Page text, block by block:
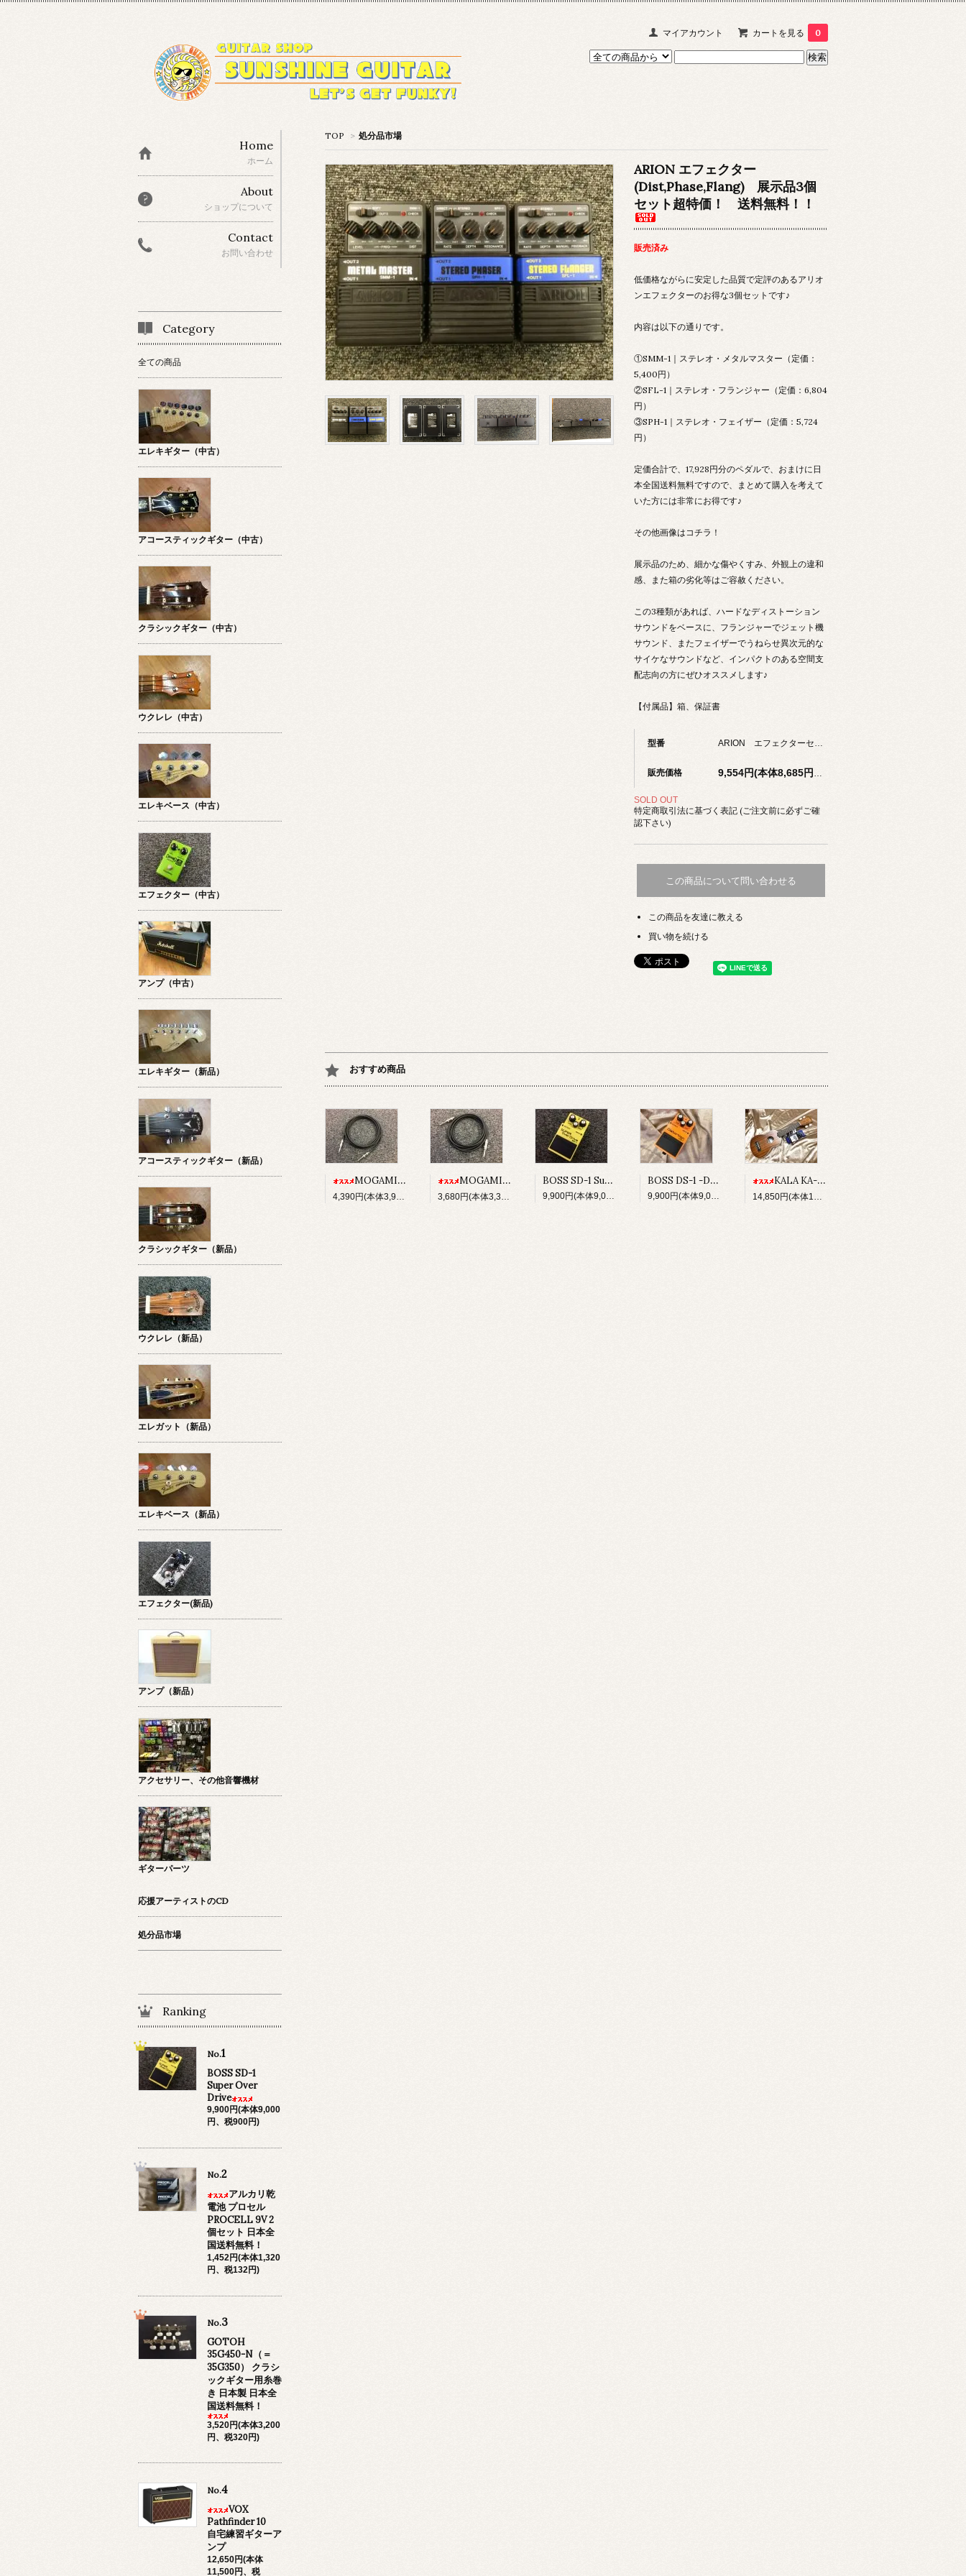
マイアカウント カートを見る 0
TOP > 処分品市場
ARION エフェクター
(Dist,Phase,Flang) 展示品3個
セット超特価！ 送料無料！！
販売済み
低価格ながらに安定した品質で定評のあるアリオ
ンエフェクターのお得な3個セットです♪
内容は以下の通りです。
①SMM-1｜ステレオ・メタルマスター（定価：
5,400円）
②SFL-1｜ステレオ・フランジャー（定価：6,804
円）
③SPH-1｜ステレオ・フェイザー（定価：5,724
円）
定価合計で、17,928円分のペダルで、おまけに日
本全国送料無料ですので、まとめて購入を考えて
いた方には非常にお得です♪
その他画像はコチラ！
展示品のため、細かな傷やくすみ、外観上の違和
感、また箱の劣化等はご容赦ください。
この3種類があれば、ハードなディストーション
サウンドをベースに、フランジャーでジェット機
サウンド、またフェイザーでうねらせ異次元的な
サイケなサウンドなど、インパクトのある空間支
配志向の方にぜひオススメします♪
【付属品】箱、保証書
型番 ARION エフェクターセット C
販売価格
SOLD OUT
特定商取引法に基づく表記 (ご注文前に必ずご確
認下さい)
この商品について問い合わせる
この商品を友達に教える
買い物を続ける
おすすめ商品
MOGAMI No,2524 w/Switchcraft 280 プラグ 5M 日本全国送料無料！
4,390円(本体3,991円、税399円)
MOGAMI No,2524 w/Switchcraft 280 プラグ 3M 日本全国送料無料！
3,680円(本体3,345円、税335円)
BOSS SD-1 Super Over Drive
9,900円(本体9,000円、税900円)
BOSS DS-1 -Distortion-
9,900円(本体9,000円、税900円)
KALA KA-S ソプラノ・ウクレレ ＆初心者セット（チューナー、ストラップボタン×2、ソフトケース）
14,850円(本体13,500円、税1,350円)
Home
ホーム
About
ショップについて
Contact
お問い合わせ
Category
全ての商品
エレキギター（中古）
アコースティックギター（中古）
クラシックギター（中古）
ウクレレ（中古）
エレキベース（中古）
エフェクター（中古）
アンプ（中古）
エレキギター（新品）
アコースティックギター（新品）
クラシックギター（新品）
ウクレレ（新品）
エレガット（新品）
エレキベース（新品）
エフェクター(新品)
アンプ（新品）
アクセサリー、その他音響機材
ギターパーツ
応援アーティストのCD
処分品市場
Ranking
No.1
BOSS SD-1
Super Over
Drive
9,900円(本体9,000
円、税900円)
No.2
アルカリ乾
電池 プロセル
PROCELL 9V 2
個セット 日本全
国送料無料！
1,452円(本体1,320
円、税132円)
No.3
GOTOH
35G450-N（＝
35G350） クラシ
ックギター用糸巻
き 日本製 日本全
国送料無料！
3,520円(本体3,200
円、税320円)
No.4
VOX
Pathfinder 10
自宅練習ギターア
ンプ
12,650円(本体
11,500円、税